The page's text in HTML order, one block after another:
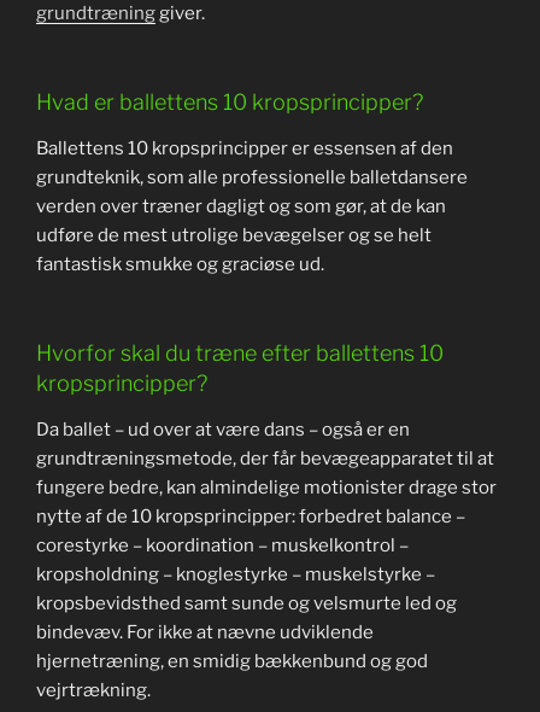
grundtræning giver.
Hvad er ballettens 10 kropsprincipper?
Ballettens 10 kropsprincipper er essensen af den
grundteknik, som alle professionelle balletdansere
verden over træner dagligt og som gør, at de kan
udføre de mest utrolige bevægelser og se helt
fantastisk smukke og graciøse ud.
Hvorfor skal du træne efter ballettens 10
kropsprincipper?
Da ballet – ud over at være dans – også er en
grundtræningsmetode, der får bevægeapparatet til at
fungere bedre, kan almindelige motionister drage stor
nytte af de 10 kropsprincipper: forbedret balance –
corestyrke – koordination – muskelkontrol –
kropsholdning – knoglestyrke – muskelstyrke –
kropsbevidsthed samt sunde og velsmurte led og
bindevæv. For ikke at nævne udviklende
hjernetræning, en smidig bækkenbund og god
vejrtrækning.